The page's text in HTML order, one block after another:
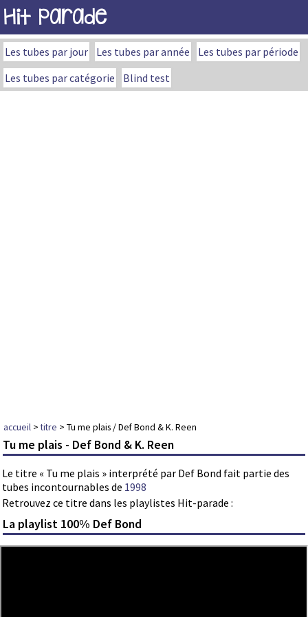
Hit Parade
Les tubes par jour Les tubes par année
Les tubes par période
Les tubes par catégorie
Blind test
accueil >titre > Tu me plais / Def Bond & K. Reen
Tu me plais - Def Bond & K. Reen
Le titre « Tu me plais » interprété par Def Bond fait partie des
tubes incontournables de 1998
Retrouvez ce titre dans les playlistes Hit-parade :
La playlist 100% Def Bond